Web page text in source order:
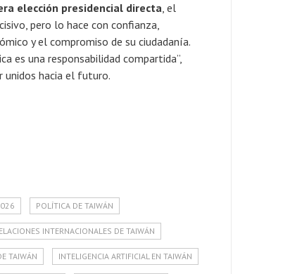
elección presidencial directa, el
pero lo hace con confianza,
y el compromiso de su ciudadanía.
es una responsabilidad compartida”,
unidos hacia el futuro.
POLÍTICA DE TAIWÁN
INTERNACIONALES DE TAIWÁN
TAIWÁN INTELIGENCIA ARTIFICIAL EN TAIWÁN